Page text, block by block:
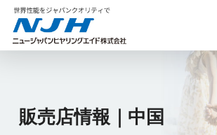
NJH ニュージャパンヒヤリングエイド株式会社
お近くの販売店を探す
販売店情報｜中国